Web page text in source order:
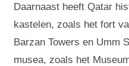
Daarnaast heeft Qatar
kastelen, zoals het fort
Barzan Towers en Umm
musea, zoals het